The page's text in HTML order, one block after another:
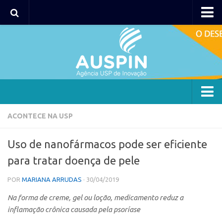
Agência
Coordenação
Polos
Polo Capital
Polo Lorena
Polo Ribeirão Preto
ACONTECE NA USP
Uso de nanofármacos pode ser eficiente
para tratar doença de pele
POR MARIANA ARRUDAS · 30/04/2019
Na forma de creme, gel ou loção, medicamento reduz a
inflamação crônica causada pela psoríase